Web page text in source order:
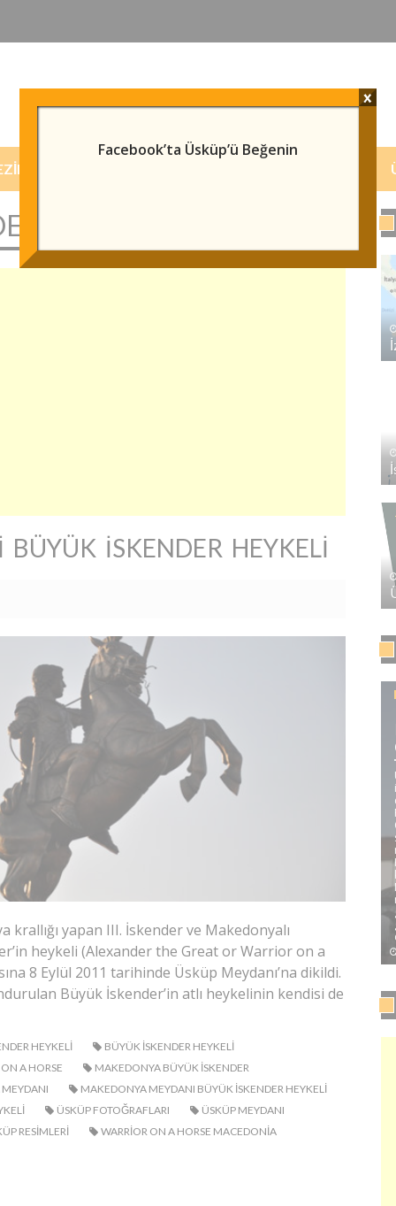
GÖRÜLECEK YERLER
HEYKELI
İSKENDER HEYKELI
krallığı yapan III. İskender ve Makedonyalı
heykeli (Alexander the Great or Warrior on a
8 Eylül 2011 tarihinde Üsküp Meydanı’na dikildi.
Büyük İskender’in atlı heykelinin kendisi de
HEYKELI
BÜYÜK ISKENDER HEYKELI
A HORSE
MAKEDONYA BÜYÜK ISKENDER
MAKEDONYA MEYDANI BÜYÜK ISKENDER HEYKELI
ÜSKÜP FOTOĞRAFLARI
ÜSKÜP MEYDANI
RESIMLERI
WARRIOR ON A HORSE MACEDONIA
Facebook’ta Üsküp’ü Beğenin
x